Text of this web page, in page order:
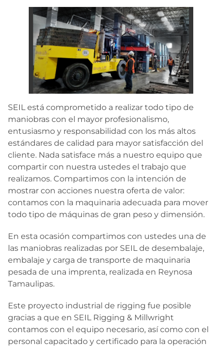
SEIL está comprometido a realizar todo tipo de
maniobras con el mayor profesionalismo,
entusiasmo y responsabilidad con los más altos
estándares de calidad para mayor satisfacción del
cliente. Nada satisface más a nuestro equipo que
compartir con nuestra ustedes el trabajo que
realizamos. Compartimos con la intención de
mostrar con acciones nuestra oferta de valor:
contamos con la maquinaria adecuada para mover
todo tipo de máquinas de gran peso y dimensión.
En esta ocasión compartimos con ustedes una de
las maniobras realizadas por SEIL de desembalaje,
embalaje y carga de transporte de maquinaria
pesada de una imprenta, realizada en Reynosa
Tamaulipas.
Este proyecto industrial de rigging fue posible
gracias a que en SEIL Rigging & Millwright
contamos con el equipo necesario, así como con el
personal capacitado y certificado para la operación